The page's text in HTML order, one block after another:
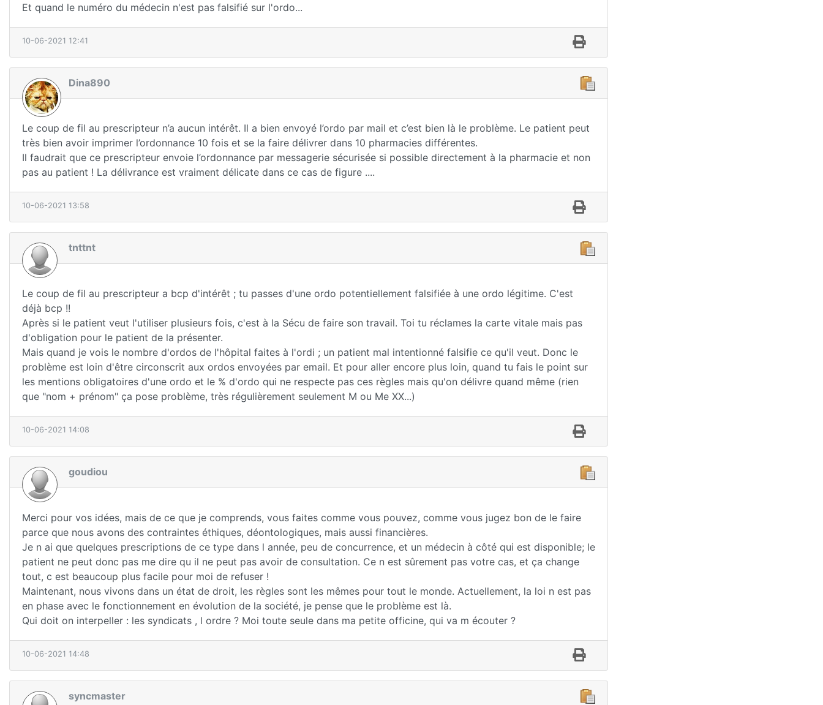
Et quand le numéro du médecin n'est pas falsifié sur l'ordo...
10-06-2021 12:41
Dina890
Le coup de fil au prescripteur n’a aucun intérêt. Il a bien envoyé l’ordo par mail et c’est bien là le problème. Le patient peut
très bien avoir imprimer l’ordonnance 10 fois et se la faire délivrer dans 10 pharmacies différentes.
Il faudrait que ce prescripteur envoie l’ordonnance par messagerie sécurisée si possible directement à la pharmacie et non
pas au patient ! La délivrance est vraiment délicate dans ce cas de figure ....
10-06-2021 13:58
tnttnt
Le coup de fil au prescripteur a bcp d'intérêt ; tu passes d'une ordo potentiellement falsifiée à une ordo légitime. C'est
déjà bcp !!
Après si le patient veut l'utiliser plusieurs fois, c'est à la Sécu de faire son travail. Toi tu réclames la carte vitale mais pas
d'obligation pour le patient de la présenter.
Mais quand je vois le nombre d'ordos de l'hôpital faites à l'ordi ; un patient mal intentionné falsifie ce qu'il veut. Donc le
problème est loin d'être circonscrit aux ordos envoyées par email. Et pour aller encore plus loin, quand tu fais le point sur
les mentions obligatoires d'une ordo et le % d'ordo qui ne respecte pas ces règles mais qu'on délivre quand même (rien
que "nom + prénom" ça pose problème, très régulièrement seulement M ou Me XX...)
10-06-2021 14:08
goudiou
Merci pour vos idées, mais de ce que je comprends, vous faites comme vous pouvez, comme vous jugez bon de le faire
parce que nous avons des contraintes éthiques, déontologiques, mais aussi financières.
Je n ai que quelques prescriptions de ce type dans l année, peu de concurrence, et un médecin à côté qui est disponible; le
patient ne peut donc pas me dire qu il ne peut pas avoir de consultation. Ce n est sûrement pas votre cas, et ça change
tout, c est beaucoup plus facile pour moi de refuser !
Maintenant, nous vivons dans un état de droit, les règles sont les mêmes pour tout le monde. Actuellement, la loi n est pas
en phase avec le fonctionnement en évolution de la société, je pense que le problème est là.
Qui doit on interpeller : les syndicats , l ordre ? Moi toute seule dans ma petite officine, qui va m écouter ?
10-06-2021 14:48
syncmaster